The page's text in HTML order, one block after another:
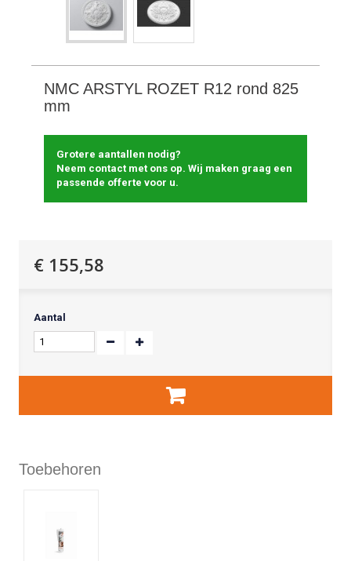
NMC ARSTYL ROZET R12 rond 825
mm
Grotere aantallen nodig?
Neem contact met ons op. Wij maken graag een
passende offerte voor u.
€ 155,58
Aantal
Toebehoren